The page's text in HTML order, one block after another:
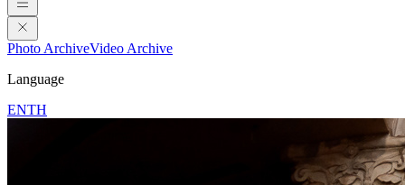
Photo ArchiveVideo Archive
Language
ENTH